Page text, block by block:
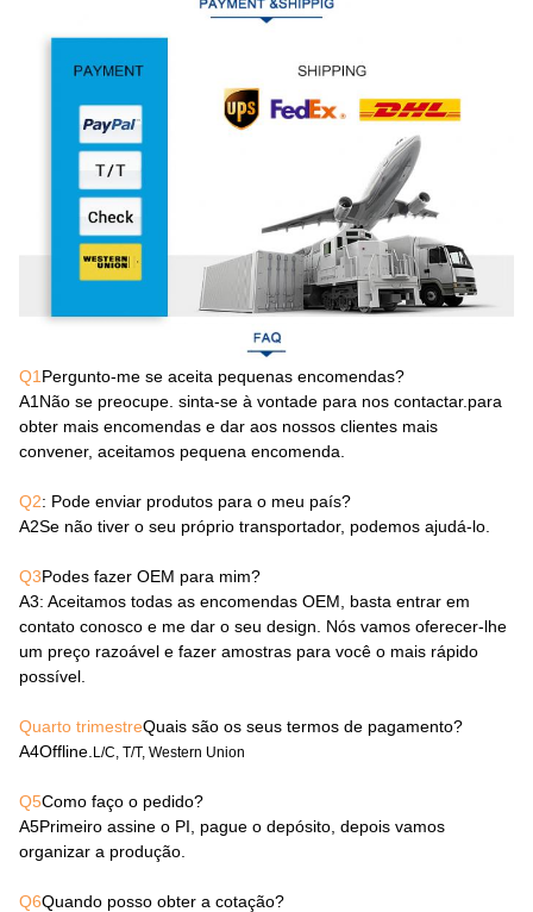
Q1 Pergunto-me se aceita pequenas encomendas?
A1 Não se preocupe. sinta-se à vontade para nos contactar.para
obter mais encomendas e dar aos nossos clientes mais
convener, aceitamos pequena encomenda.
Q2: Pode enviar produtos para o meu país?
A2Se não tiver o seu próprio transportador, podemos ajudá-lo.
Q3Podes fazer OEM para mim?
A3: Aceitamos todas as encomendas OEM, basta entrar em
contato conosco e me dar o seu design. Nós vamos oferecer-lhe
um preço razoável e fazer amostras para você o mais rápido
possível.
Quarto trimestreQuais são os seus termos de pagamento?
A4Offline. L/C, T/T, Western Union
Q5Como faço o pedido?
A5Primeiro assine o PI, pague o depósito, depois vamos
organizar a produção.
Q6Quando posso obter a cotação?